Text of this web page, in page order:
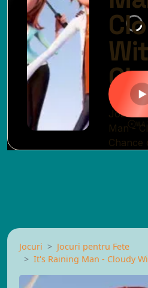
Jocuri
Jocuri pentru Fete
It's Raining Man - Cloudy